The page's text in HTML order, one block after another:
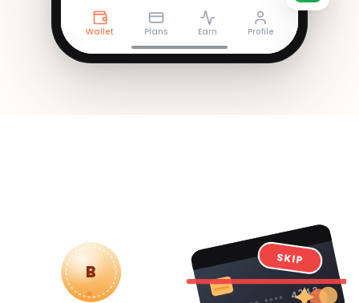
Wallet Plans Earn Profile
4242
SKIP
B